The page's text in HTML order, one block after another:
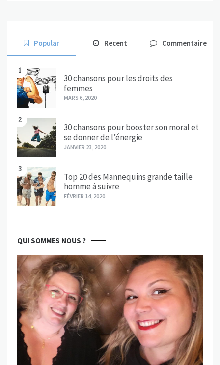
Popular Recent Commentaire
1
30 chansons pour les droits des
femmes
MARS 6, 2020
2
30 chansons pour booster son moral et
se donner de l’énergie
JANVIER 23, 2020
3
Top 20 des Mannequins grande taille
homme à suivre
FÉVRIER 14, 2020
QUI SOMMES NOUS ?